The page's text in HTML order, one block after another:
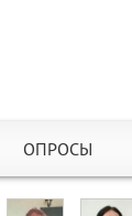
ОПРОСЫ